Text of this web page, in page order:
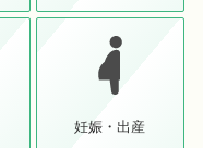
妊娠・出産